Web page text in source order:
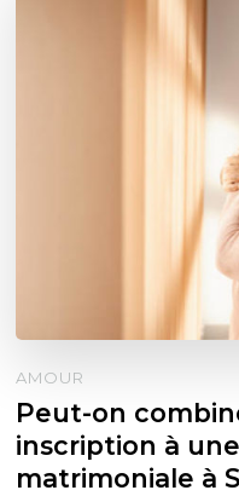
AMOUR
Peut-on
inscription à
matrimoniale à